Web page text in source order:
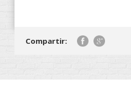
Compartir: